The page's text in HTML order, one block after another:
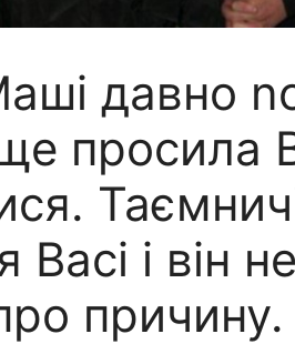
давно
просила
Васі і він
причину.